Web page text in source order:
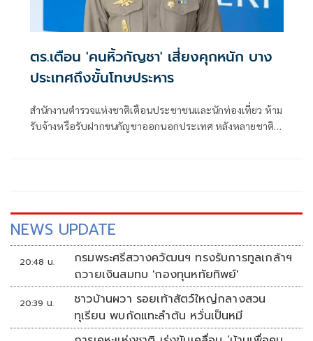
ตร.เตือน 'คนหิ้วกัญชา' เสี่ยงคุกหนัก บาง
ประเทศถึงขั้นโทษประหาร
สำนักงานตำรวจแห่งชาติเตือนประชาชนและนักท่องเที่ยว ห้าม
รับจ้างหรือรับฝากขนกัญชาออกนอกประเทศ หลังหลายชาติ
NEWS UPDATE
20:48 น.
กรมพระศรีสวางควัฒนฯ ทรงรับการทูลเกล้าฯ
ถวายเงินสมทบ 'กองทุนหทัยทิพย์'
20:39 น.
ชาวบ้านผวา รอยเท้าสัตว์ใหญ่กลางสวน
ทุเรียน พบกัดแทะลำต้น หวั่นเป็นหมี